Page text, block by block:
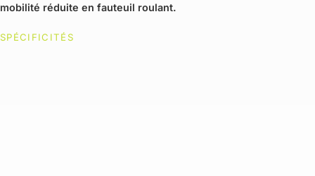
mobilité réduite en fauteuil roulant.
SPÉCIFICITÉS